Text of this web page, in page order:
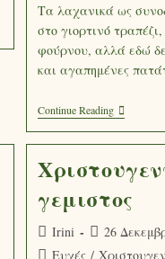
Τα λαχανικά ως
στο γιορτινό
φούρνου, αλλά εδώ
και αγαπημένες
Continue Reading
γεμιστος
Irini
26
Ευχές /